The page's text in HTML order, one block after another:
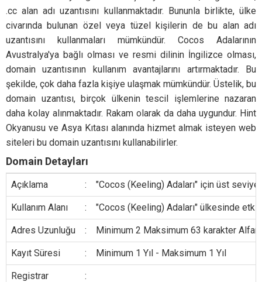
.cc alan adı uzantısını kullanmaktadır. Bununla birlikte, ülke
civarında bulunan özel veya tüzel kişilerin de bu alan adı
uzantısını kullanmaları mümkündür. Cocos Adalarının
Avustralya'ya bağlı olması ve resmi dilinin İngilizce olması,
domain uzantısının kullanım avantajlarını artırmaktadır. Bu
şekilde, çok daha fazla kişiye ulaşmak mümkündür. Üstelik, bu
domain uzantısı, birçok ülkenin tescil işlemlerine nazaran
daha kolay alınmaktadır. Rakam olarak da daha uygundur. Hint
Okyanusu ve Asya Kıtası alanında hizmet almak isteyen web
siteleri bu domain uzantısını kullanabilirler.
Domain Detayları
Açıklama : "Cocos (Keeling) Adaları" için üst seviye
Kullanım Alanı : "Cocos (Keeling) Adaları" ülkesinde
Adres Uzunluğu : Minimum 2 Maksimum 63 karakter
Kayıt Süresi : Minimum 1 Yıl - Maksimum 1 Yıl
Registrar :